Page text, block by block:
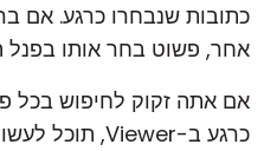
כתובות שנבחרו כרגע. אם
אחר, פשוט בחר אותו בפנל
אם אתה זקוק לחיפוש בכל
כרגע ב-Viewer, תוכל לעשות זאת על ידי בחירת הפריט